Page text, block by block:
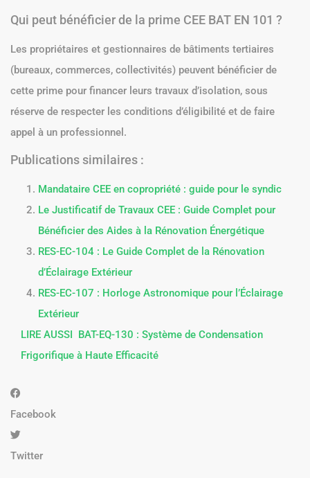
Qui peut bénéficier de la prime CEE BAT EN 101 ?
Les propriétaires et gestionnaires de bâtiments tertiaires
(bureaux, commerces, collectivités) peuvent bénéficier de
cette prime pour financer leurs travaux d’isolation, sous
réserve de respecter les conditions d’éligibilité et de faire
appel à un professionnel.
Publications similaires :
Mandataire CEE en copropriété : guide pour le syndic
Le Justificatif de Travaux CEE : Guide Complet pour
Bénéficier des Aides à la Rénovation Énergétique
RES-EC-104 : Le Guide Complet de la Rénovation
d’Éclairage Extérieur
RES-EC-107 : Horloge Astronomique pour l’Éclairage
Extérieur
LIRE AUSSI BAT-EQ-130 : Système de Condensation
Frigorifique à Haute Efficacité
Facebook
Twitter